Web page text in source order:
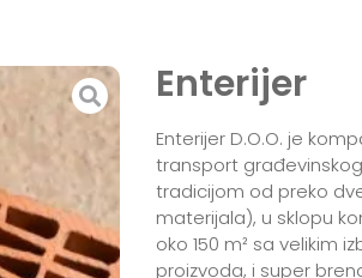
Enterijer
Enterijer D.O.O. je
transport
tradicijom od preko
materijala), u sklopu
oko 150 m² sa velikim
proizvoda, i super